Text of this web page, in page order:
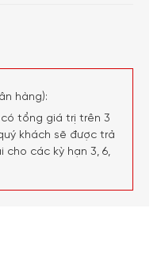
8 được trang bị chế
điều hòa lại không khí
bị sẽ tự động giảm
động bình thường sau
sâu (thường là sau
hàng):
tổng giá trị trên 3
khách sẽ được trả
cho các kỳ hạn 3, 6,